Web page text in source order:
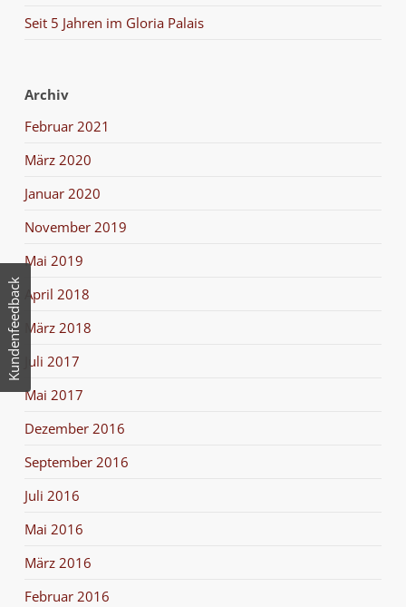
Seit 5 Jahren im Gloria Palais
Archiv
Februar 2021
März 2020
Januar 2020
November 2019
Mai 2019
April 2018
März 2018
Juli 2017
Mai 2017
Dezember 2016
September 2016
Juli 2016
Mai 2016
März 2016
Februar 2016
Kundenfeedback